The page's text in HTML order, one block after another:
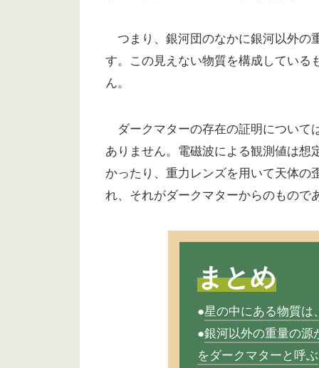
つまり、銀河団のなかに銀河以外の
す。この見えない物質を構成している
ん。
ダークマターの存在の証明について
ありません。電磁波による観測値は想
かったり、重力レンズを用いて天体の
れ、それがダークマターからのもので
まとめ
●星の中にある物質は
●銀河以外の重量の源
をダークマターと呼ぶ